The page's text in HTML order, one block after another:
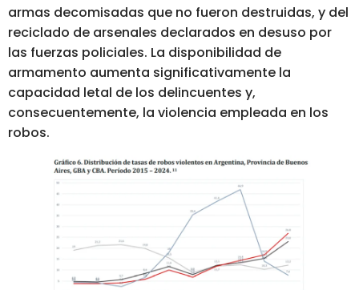
armas decomisadas que no fueron destruidas, y del
reciclado de arsenales declarados en desuso por
las fuerzas policiales. La disponibilidad de
armamento aumenta significativamente la
capacidad letal de los delincuentes y,
consecuentemente, la violencia empleada en los
robos.